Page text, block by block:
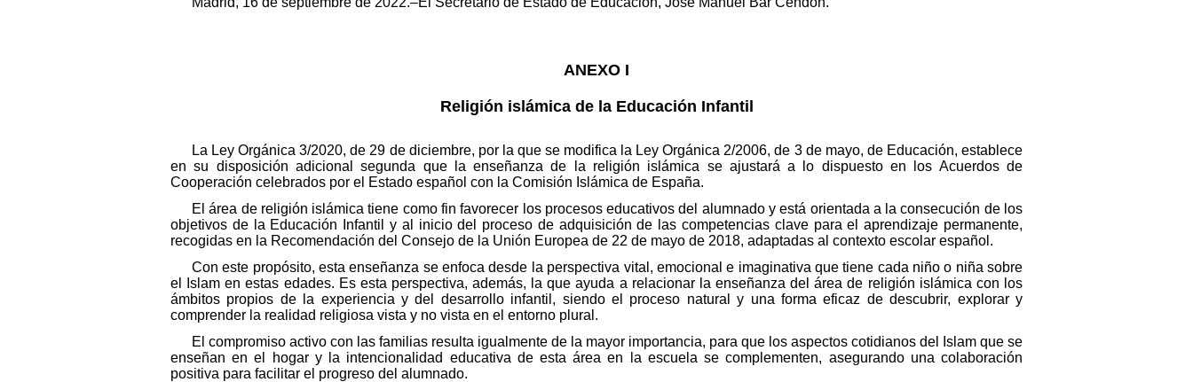
ANEXO I
Religión islámica de la Educación Infantil
La Ley Orgánica 3/2020, de 29 de diciembre, por la que se modifica la Ley Orgánica 2/2006, de 3 de mayo, de Educación, establece
en su disposición adicional segunda que la enseñanza de la religión islámica se ajustará a lo dispuesto en los Acuerdos de
Cooperación celebrados por el Estado español con la Comisión Islámica de España.
El área de religión islámica tiene como fin favorecer los procesos educativos del alumnado y está orientada a la consecución de los
objetivos de la Educación Infantil y al inicio del proceso de adquisición de las competencias clave para el aprendizaje permanente,
recogidas en la Recomendación del Consejo de la Unión Europea de 22 de mayo de 2018, adaptadas al contexto escolar español.
Con este propósito, esta enseñanza se enfoca desde la perspectiva vital, emocional e imaginativa que tiene cada niño o niña sobre
el Islam en estas edades. Es esta perspectiva, además, la que ayuda a relacionar la enseñanza del área de religión islámica con los
ámbitos propios de la experiencia y del desarrollo infantil, siendo el proceso natural y una forma eficaz de descubrir, explorar y
comprender la realidad religiosa vista y no vista en el entorno plural.
El compromiso activo con las familias resulta igualmente de la mayor importancia, para que los aspectos cotidianos del Islam que se
enseñan en el hogar y la intencionalidad educativa de esta área en la escuela se complementen, asegurando una colaboración
positiva para facilitar el progreso del alumnado.